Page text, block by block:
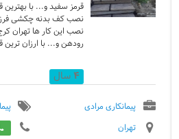
قرمز سفید و... با بهترین
نصب کف بدنه چکشی
نصب این کار ها تهران
رودهن و... با ارزان
سازی اجرای نمای ساختمان
کباب پز اجرای آبنما اجرای
اجرای نصب این کار ها در
تهران شمال دماوند کرج
سال
پیمانکاری مرادی
تهران